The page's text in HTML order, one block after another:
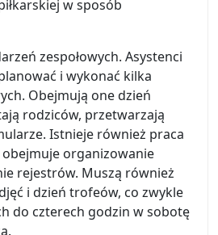
w sposób
zespołowych. Asystenci
i wykonać kilka
Obejmują one dzień
rodziców, przetwarzają
Istnieje również praca
organizowanie
rejestrów. Muszą również
i dzień trofeów, co zwykle
do czterech godzin w sobotę